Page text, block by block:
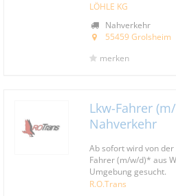
LÖHLE KG
Nahverkehr
55459 Grolsheim
merken
Lkw-Fahrer
Nahverkehr
Ab sofort wird von der
Fahrer (m/w/d)* aus
Umgebung gesucht.
R.O.Trans